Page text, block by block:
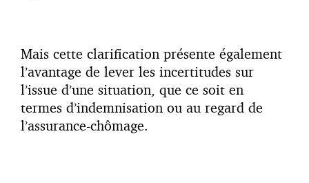
Mais cette clarification présente également
l’avantage de lever les incertitudes sur
l’issue d’une situation, que ce soit en
termes d’indemnisation ou au regard de
l’assurance-chômage.